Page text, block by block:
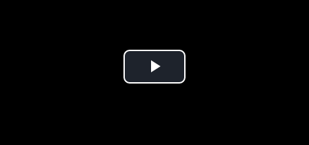
Play Video